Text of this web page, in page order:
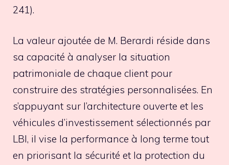
241).
La valeur ajoutée de M. Berardi réside dans
sa capacité à analyser la situation
patrimoniale de chaque client pour
construire des stratégies personnalisées. En
s’appuyant sur l’architecture ouverte et les
véhicules d’investissement sélectionnés par
LBI, il vise la performance à long terme tout
en priorisant la sécurité et la protection du